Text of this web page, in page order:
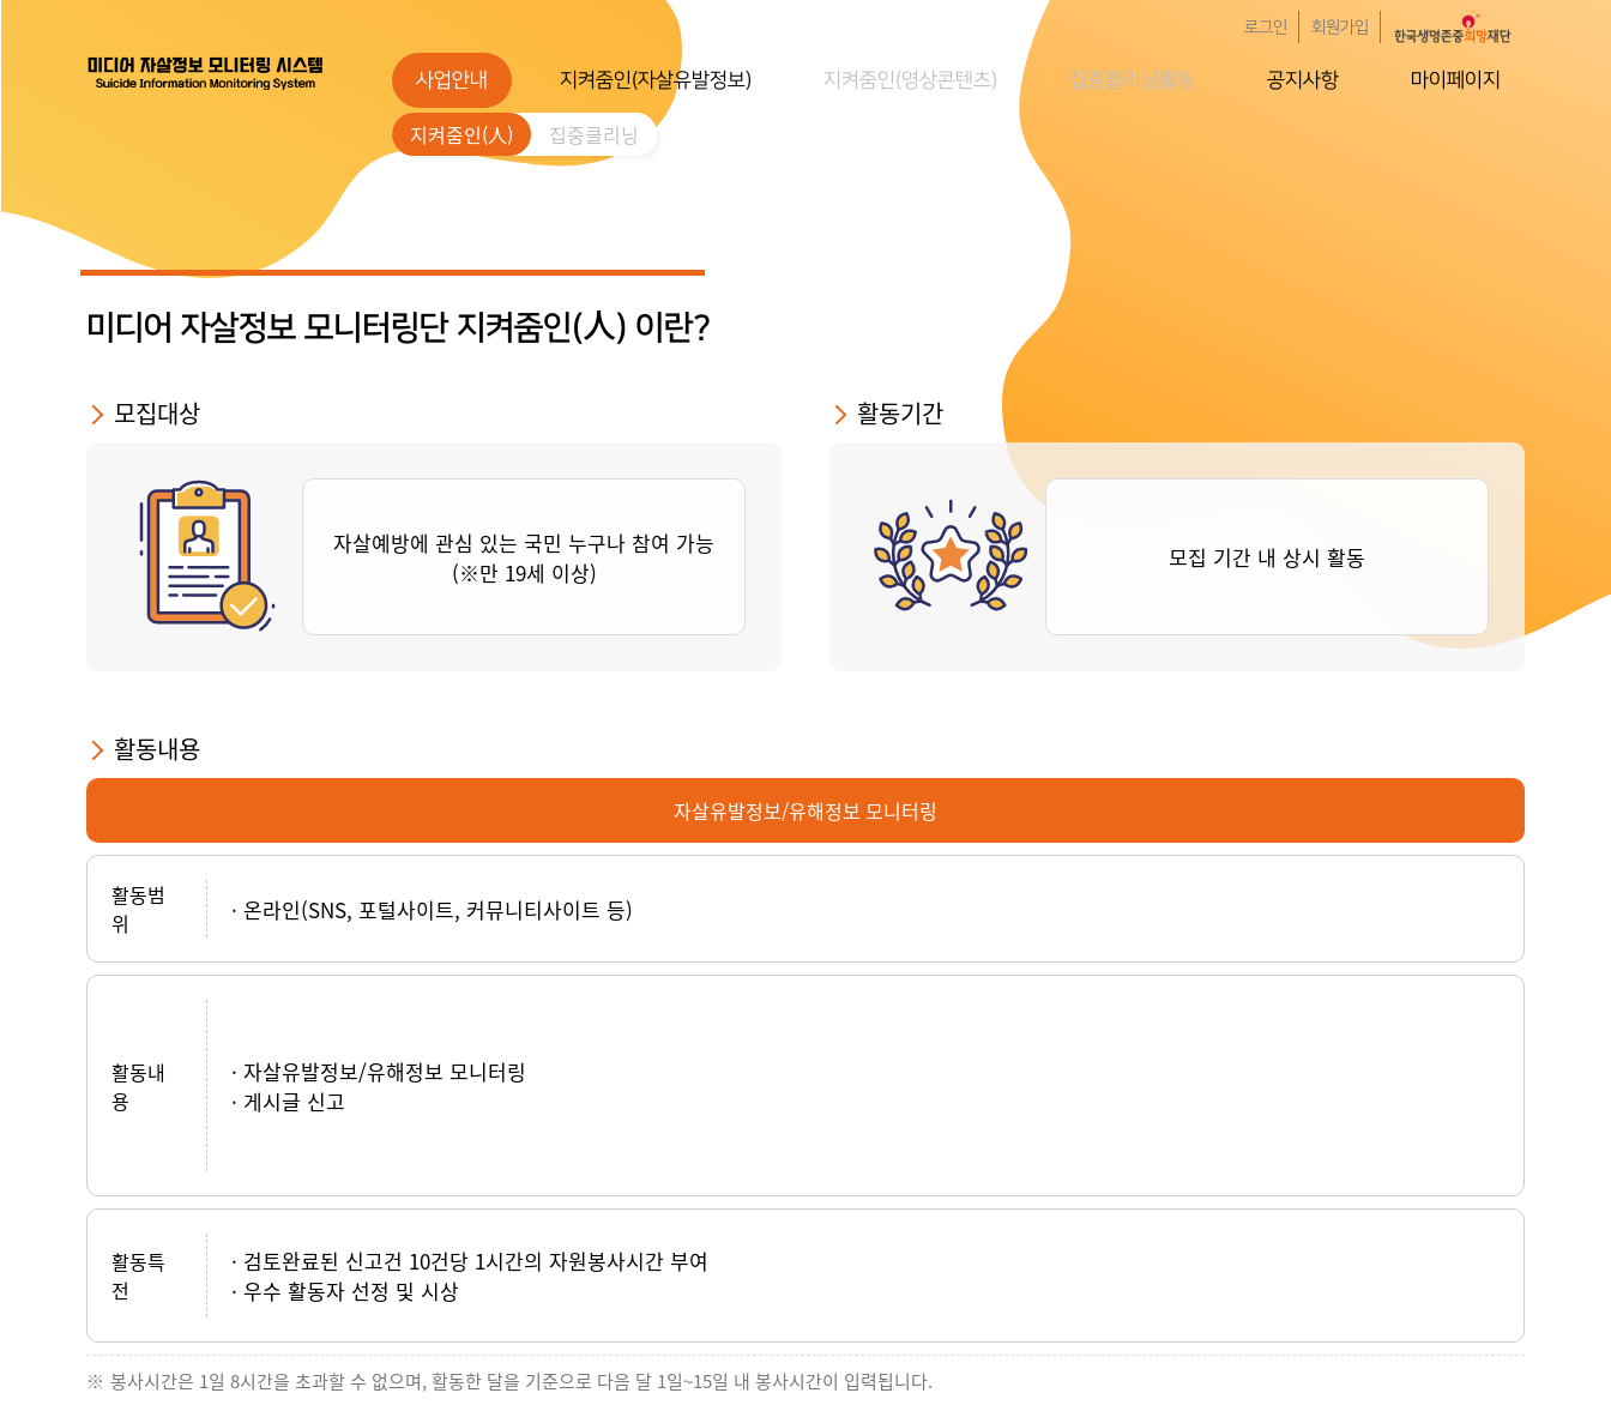
로그인 회원가입
사업안내
지켜줌인(人) 집중클리닝
지켜줌인(자살유발정보) 지켜줌인(영상콘텐츠) 집중클리닝활동 공지사항 마이페이지
미디어 자살정보 모니터링단 지켜줌인(人) 이란?
모집대상
자살예방에 관심 있는 국민 누구나 참여 가능
(※만 19세 이상)
활동기간
모집 기간 내 상시 활동
활동내용
자살유발정보/유해정보 모니터링
활동범
위
온라인(SNS, 포털사이트, 커뮤니티사이트 등)
활동내
용
자살유발정보/유해정보 모니터링
게시글 신고
활동특
전
검토완료된 신고건 10건당 1시간의 자원봉사시간 부여
우수 활동자 선정 및 시상
봉사시간은 1일 8시간을 초과할 수 없으며, 활동한 달을 기준으로 다음 달 1일~15일 내 봉사시간이 입력됩니다.